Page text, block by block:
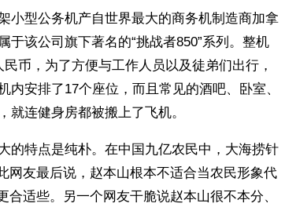
小型公务机产自世界最大的商务机制造商加拿
于该公司旗下著名的“挑战者850”系列。整机
币，为了方便与工作人员以及徒弟们出行，
内安排了17个座位，而且常见的酒吧、卧室、
就连健身房都被搬上了飞机。
的特点是纯朴。在中国九亿农民中，大海捞针
网友最后说，赵本山根本不适合当农民形象代
适些。另一个网友干脆说赵本山很不本分、